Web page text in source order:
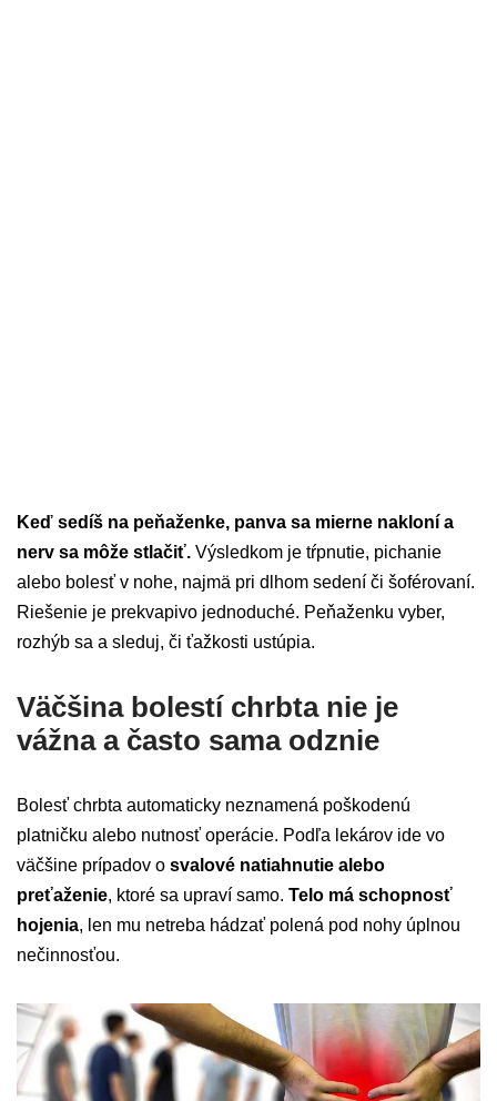
Keď sedíš na peňaženke, panva sa mierne nakloní a
nerv sa môže stlačiť. Výsledkom je tŕpnutie, pichanie
alebo bolesť v nohe, najmä pri dlhom sedení či šoférovaní.
Riešenie je prekvapivo jednoduché. Peňaženku vyber,
rozhýb sa a sleduj, či ťažkosti ustúpia.
Väčšina bolestí chrbta nie je
vážna a často sama odznie
Bolesť chrbta automaticky neznamená poškodenú
platničku alebo nutnosť operácie. Podľa lekárov ide vo
väčšine prípadov o svalové natiahnutie alebo
preťaženie, ktoré sa upraví samo. Telo má schopnosť
hojenia, len mu netreba hádzať polená pod nohy úplnou
nečinnosťou.